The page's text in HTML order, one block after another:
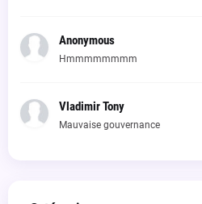
Anonymous
Hmmmmmmmm
Vladimir Tony
Mauvaise gouvernance